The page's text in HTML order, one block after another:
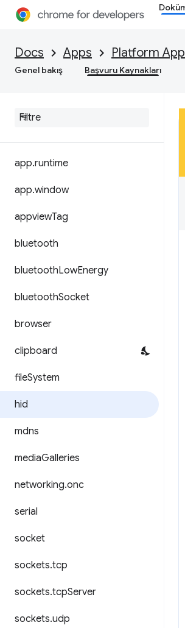
Docs Apps Platform
Genel bakış Başvuru Kaynakları
app.runtime
app.window
appviewTag
bluetooth
bluetoothLowEnergy
bluetoothSocket
browser
clipboard
fileSystem
hid
mdns
mediaGalleries
networking.onc
serial
socket
sockets.tcp
sockets.tcpServer
sockets.udp